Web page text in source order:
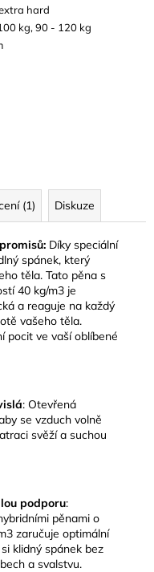
hard
kg, 90 - 120 kg
(1) Diskuze
Díky speciální
spánek, který
těla. Tato pěna s
40 kg/m3 je
a reaguje na každý
vašeho těla.
pocit ve vaší oblíbené
: Otevřená
se vzduch volně
svěží a suchou
podporu:
pěnami o
zaručuje optimální
klidný spánek bez
a svalstvu.